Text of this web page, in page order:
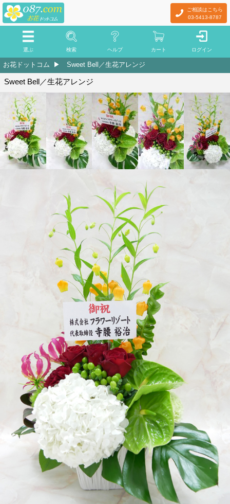
ご相談はこちら
03-5413-8787
選ぶ 検索 ヘルプ カート ログイン
お花ドットコム Sweet Bell／生花アレンジ
Sweet Bell／生花アレンジ